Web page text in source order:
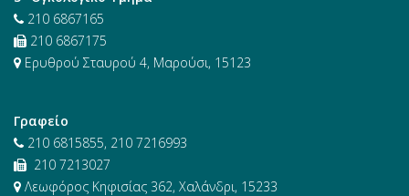
210 6867165
210 6867175
Ερυθρού Σταυρού 4, Μαρούσι, 15123
Γραφείο
210 6815855, 210 7216993
210 7213027
Λεωφόρος Κηφισίας 362, Χαλάνδρι, 15233